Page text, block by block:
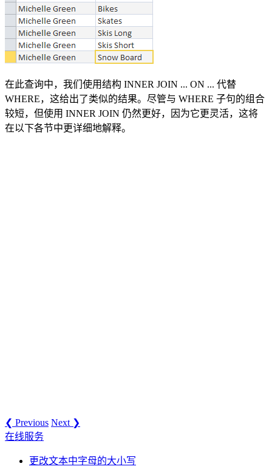
在此查询中，我们使用结构 INNER JOIN ... ON ... 代替
WHERE，这给出了类似的结果。尽管与 WHERE 子句的组合
较短，但使用 INNER JOIN 仍然更好，因为它更灵活，这将
在以下各节中更详细地解释。
❮ Previous Next ❯
在线服务
更改文本中字母的大小写